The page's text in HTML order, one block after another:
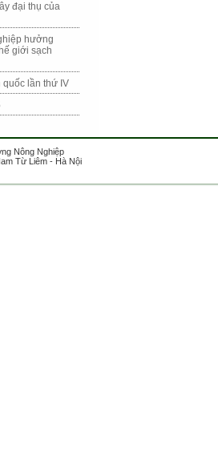
đại thụ của
hưởng
giới sạch
quốc lần thứ IV
Nông Nghiệp
Từ Liêm - Hà Nội